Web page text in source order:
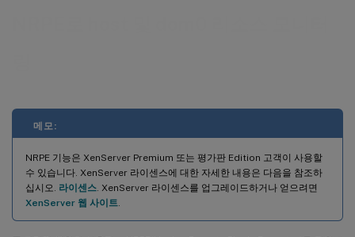
메모:
NRPE 기능은 XenServer Premium 또는 평가판 Edition 고객이 사용할
수 있습니다. XenServer 라이센스에 대한 자세한 내용은 다음을 참조하
십시오. 라이센스 . XenServer 라이센스를 업그레이드하거나 얻으려면
XenServer 웹 사이트